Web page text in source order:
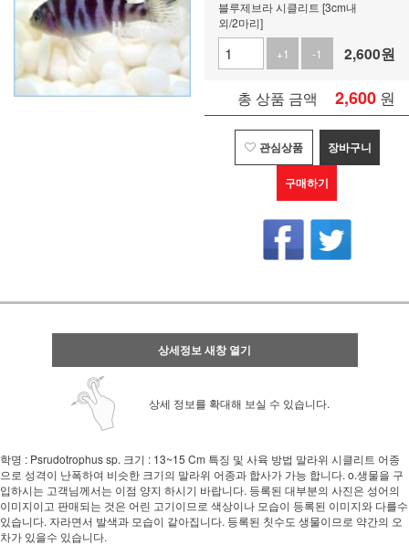
블루제브라 시클리트 [3cm내
외/2마리]
+1
-1 2,600원
총 상품 금액 2,600 원
관심상품 장바구니
구매하기
상세정보 새창 열기
상세 정보를 확대해 보실 수 있습니다.
학명 : Psrudotrophus sp. 크기 : 13~15 Cm 특징 및 사육 방법 말라위 시클리트 어종
으로 성격이 난폭하여 비슷한 크기의 말라위 어종과 합사가 가능 합니다. o.생물을 구
입하시는 고객님께서는 이점 양지 하시기 바랍니다. 등록된 대부분의 사진은 성어의
이미지이고 판매되는 것은 어린 고기이므로 색상이나 모습이 등록된 이미지와 다를수
있습니다. 자라면서 발색과 모습이 같아집니다. 등록된 칫수도 생물이므로 약간의 오
차가 있을수 있습니다.